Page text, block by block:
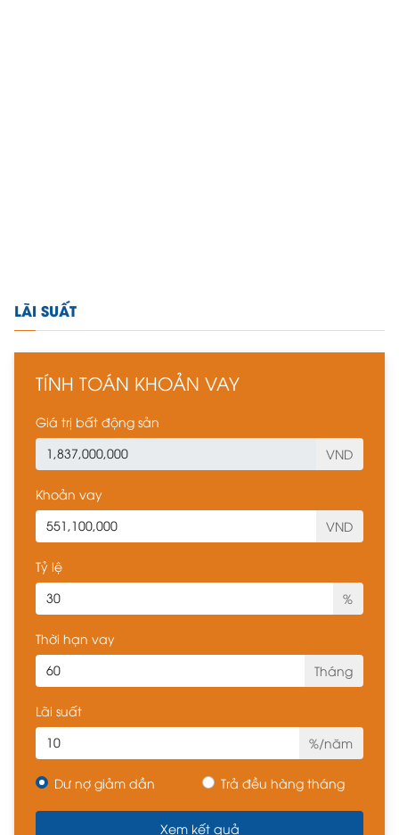
LÃI SUẤT
TÍNH TOÁN KHOẢN VAY
Giá trị bất động sản
VND
Khoản vay
VND
Tỷ lệ
%
Thời hạn vay
Tháng
Lãi suất
%/năm
Dư nợ giảm dần Trả đều hàng tháng